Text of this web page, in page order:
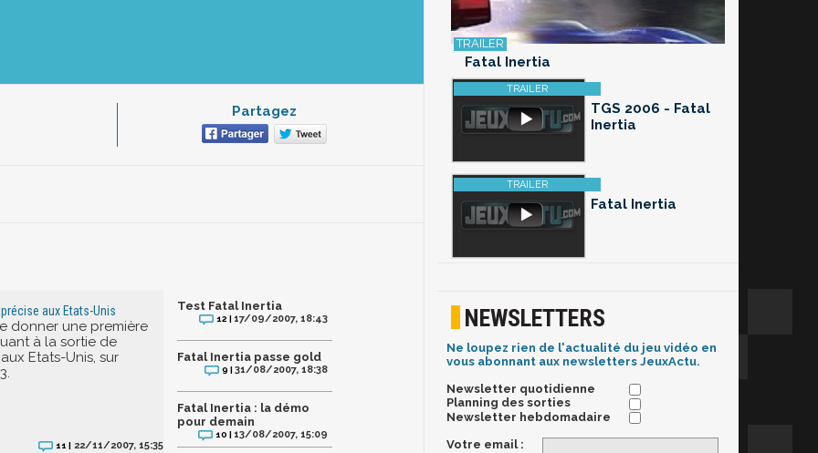
Partagez
aux Etats-Unis
donner une première
à la sortie de
Etats-Unis, sur
11 | 22/11/2007, 15:35
Test Fatal Inertia
12 |17/09/2007, 18:43
Fatal Inertia passe gold
9 |31/08/2007, 18:38
Fatal Inertia : la démo
pour demain
10 |13/08/2007, 15:09
Fatal Inertia
TGS 2006 - Fatal
Inertia
Fatal Inertia
NEWSLETTERS
Ne loupez rien de l'actualité du jeu vidéo en
vous abonnant aux newsletters JeuxActu.
Newsletter quotidienne
Planning des sorties
Newsletter hebdomadaire
Votre email :